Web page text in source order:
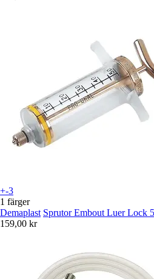
+-3
1 färger
Demaplast Sprutor Embout Luer Lock
159,00 kr